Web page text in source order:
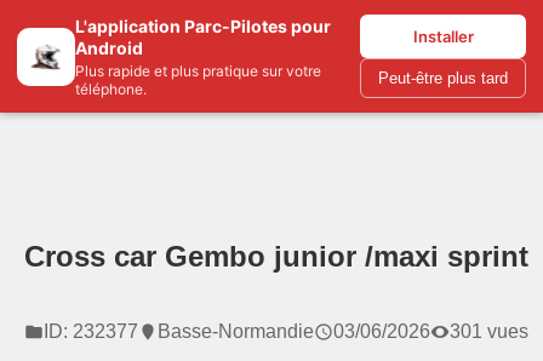
L'application Parc-Pilotes pour
Android
Plus rapide et plus pratique sur votre
téléphone.
Installer
Peut-être plus tard
Parc-pilotes.com
Cross car Gembo junior /maxi sprint
ID: 232377 Basse-Normandie 03/06/2026 301 vues